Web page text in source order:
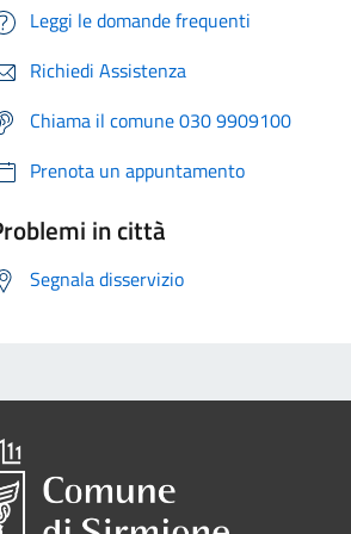
Leggi le domande frequenti
Richiedi Assistenza
Chiama il comune 030 9909100
Prenota un appuntamento
in città
Segnala disservizio